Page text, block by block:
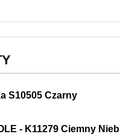
S10505 Czarny
- K11279 Ciemny